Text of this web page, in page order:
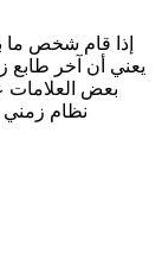
يعني أن آخر طابع
بعض العلامات
نظام زمني